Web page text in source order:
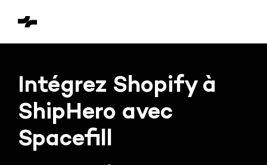
Intégrez Shopify à
ShipHero avec
Spacefill